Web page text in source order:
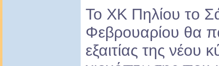
Το ΧΚ Πηλίου το
Φεβρουαρίου θα
εξαιτίας της νέου